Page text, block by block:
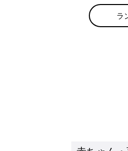
育児日記・マンガ